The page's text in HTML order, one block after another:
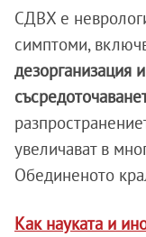
СДВХ е
симптоми,
дезорганизация
увеличават в
Обединеното
Как науката и